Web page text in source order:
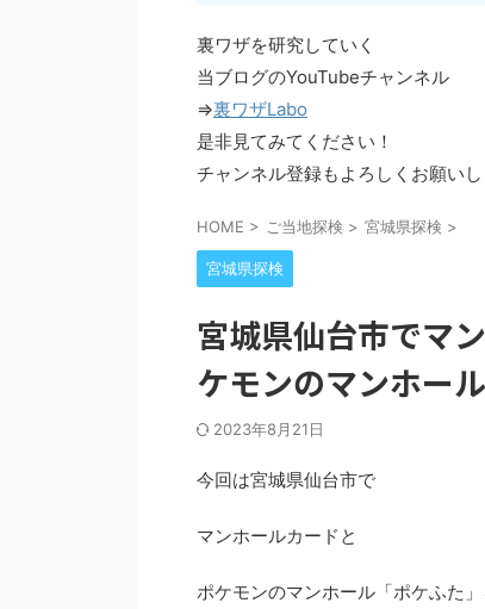
裏ワザを研究していく
当ブログのYouTubeチャンネル
⇒裏ワザLabo
是非見てみてください！
チャンネル登録もよろしくお願い
HOME > ご当地探検 > 宮城県探検 >
宮城県探検
宮城県仙台市でマ
ケモンのマンホー
2023年8月21日
今回は宮城県仙台市で
マンホールカードと
ポケモンのマンホール「ポケふた